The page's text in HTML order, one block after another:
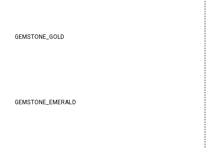
GEMSTONE_GOLD
GEMSTONE_EMERALD